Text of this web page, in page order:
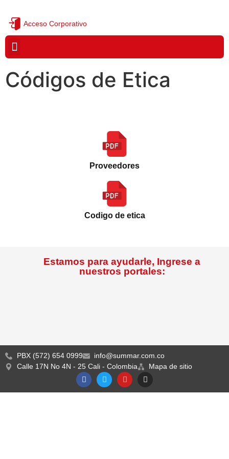
Acceso Corporativo
Códigos de Etica
Proveedores
Codigo de etica
Estamos para ayudarle, Ingrese a
nuestros portales:
PBX (572) 654 0999
info@summar.com.co
Calle 17N No 4N - 25 Cali - Colombia
Mapa de sitio